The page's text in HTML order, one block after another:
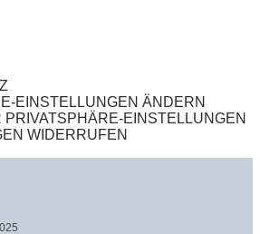
EINSTELLUNGEN ÄNDERN
PRIVATSPHÄRE-EINSTELLUNGEN
WIDERRUFEN